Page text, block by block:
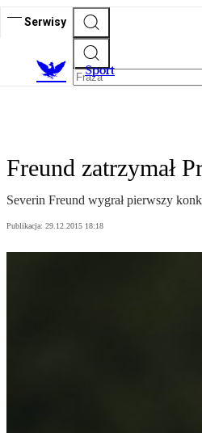
Serwisy
Sport
Freund zatrzymał
Severin Freund wygrał pierwszy
Publikacja: 29.12.2015 18:18